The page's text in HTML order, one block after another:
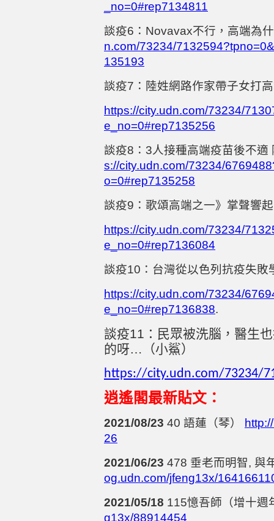
_no=0#rep7134811
談疫6 ： Novavax不行，高端為
n.com/73234/
135193
談疫7 ：陸姓網路作家帶子女打
https://city.udn.com/73234/
e_no=0#rep7135256
談疫8 ： 3人接種高端疫苗後不適
s://city.udn.com/73234/
o=0#rep7135258
談疫9 ：歌頌高端之一》掌聲響
https://city.udn.com/73234/
e_no=0#rep7136084
談疫10 ：台灣從以色列抗疫失
https://city.udn.com/73234/
e_no=0#rep7136838.
談疫11 ：民眾被洗腦，醫生
的呀…（小鯊）
https://city.udn.com/73234/
逍遙閣最新貼文：
2021/08/23 40 語蓮（琴）
26
2021/06/23 478 垂老而明智, 與
og.udn.com/jfeng13x/
2021/05/18 115憶吾師（增十週
g13x/88914454